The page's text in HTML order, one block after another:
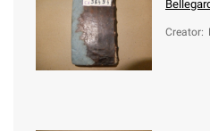
Creator: